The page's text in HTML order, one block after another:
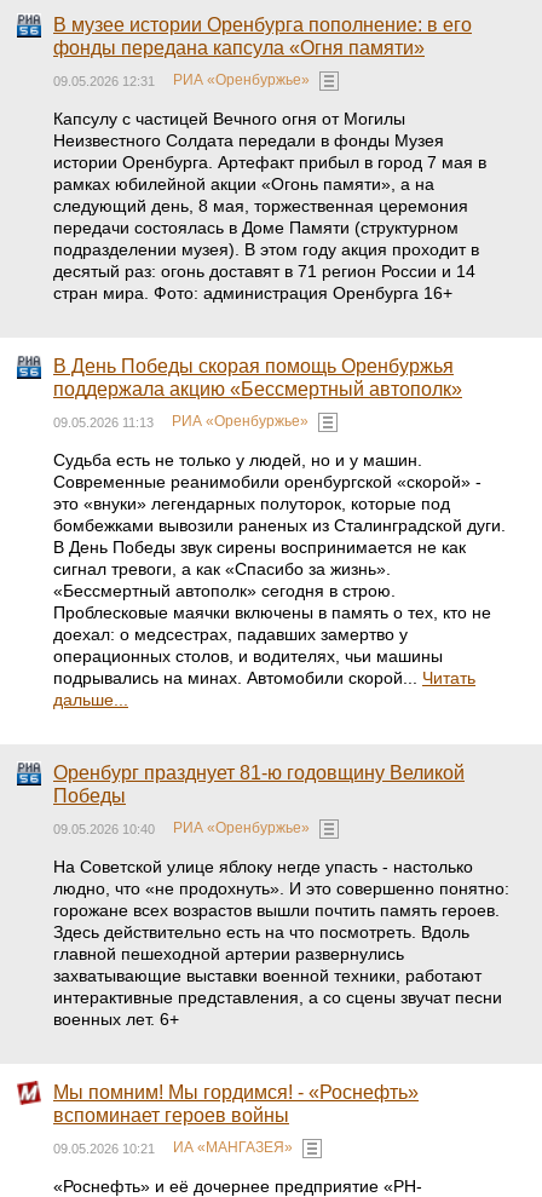
В музее истории Оренбурга пополнение: в его
фонды передана капсула «Огня памяти»
09.05.2026 12:31 РИА «Оренбуржье»
Капсулу с частицей Вечного огня от Могилы
Неизвестного Солдата передали в фонды Музея
истории Оренбурга. Артефакт прибыл в город 7 мая в
рамках юбилейной акции «Огонь памяти», а на
следующий день, 8 мая, торжественная церемония
передачи состоялась в Доме Памяти (структурном
подразделении музея). В этом году акция проходит в
десятый раз: огонь доставят в 71 регион России и 14
стран мира. Фото: администрация Оренбурга 16+
В День Победы скорая помощь Оренбуржья
поддержала акцию «Бессмертный автополк»
09.05.2026 11:13 РИА «Оренбуржье»
Судьба есть не только у людей, но и у машин.
Современные реанимобили оренбургской «скорой» -
это «внуки» легендарных полуторок, которые под
бомбежками вывозили раненых из Сталинградской дуги.
В День Победы звук сирены воспринимается не как
сигнал тревоги, а как «Спасибо за жизнь».
«Бессмертный автополк» сегодня в строю.
Проблесковые маячки включены в память о тех, кто не
доехал: о медсестрах, падавших замертво у
операционных столов, и водителях, чьи машины
подрывались на минах. Автомобили скорой... Читать
дальше...
Оренбург празднует 81-ю годовщину Великой
Победы
09.05.2026 10:40 РИА «Оренбуржье»
На Советской улице яблоку негде упасть - настолько
людно, что «не продохнуть». И это совершенно понятно:
горожане всех возрастов вышли почтить память героев.
Здесь действительно есть на что посмотреть. Вдоль
главной пешеходной артерии развернулись
захватывающие выставки военной техники, работают
интерактивные представления, а со сцены звучат песни
военных лет. 6+
Мы помним! Мы гордимся! - «Роснефть»
вспоминает героев войны
09.05.2026 10:21 ИА «МАНГАЗЕЯ»
«Роснефть» и её дочернее предприятие «РН-